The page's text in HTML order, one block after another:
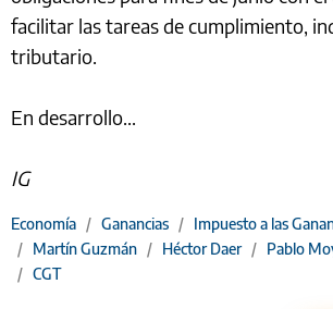
facilitar las tareas de cumplimiento,
tributario.
En desarrollo...
IG
Economía / Ganancias / Impuesto a las
/ Martín Guzmán / Héctor Daer / Pablo
/ CGT